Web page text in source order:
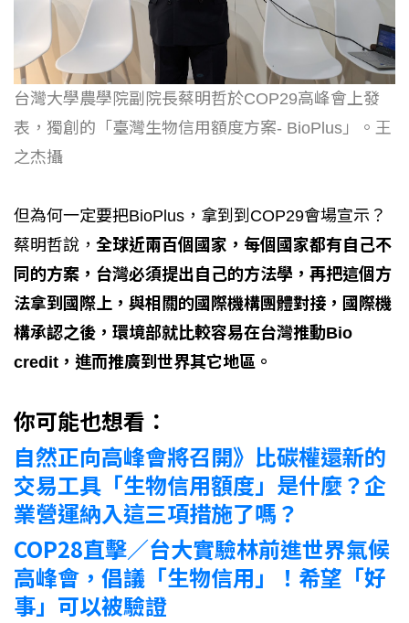
台灣大學農學院副院長蔡明哲於COP29高峰會上發
表，獨創的「臺灣生物信用額度方案- BioPlus」。王
之杰攝
但為何一定要把BioPlus，拿到到COP29會場宣示？
蔡明哲說， 全球近兩百個國家，每個國家都有自己不
同的方案，台灣必須提出自己的方法學，再把這個方
法拿到國際上，與相關的國際機構團體對接，國際機
構承認之後，環境部就比較容易在台灣推動Bio
credit，進而推廣到世界其它地區。
你可能也想看：
自然正向高峰會將召開》比碳權還新的
交易工具「生物信用額度」是什麼？企
業營運納入這三項措施了嗎？
COP28直擊／台大實驗林前進世界氣候
高峰會，倡議「生物信用」！希望「好
事」可以被驗證